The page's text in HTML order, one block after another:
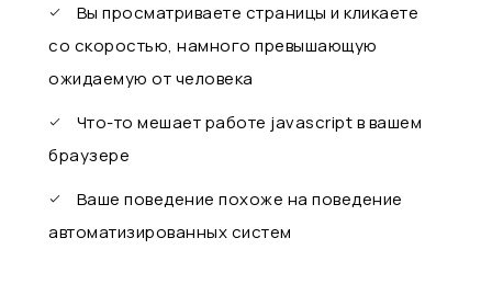
Вы просматриваете страницы и кликаете
со скоростью, намного превышающую
ожидаемую от человека
Что-то мешает работе javascript в вашем
браузере
Ваше поведение похоже на поведение
автоматизированных систем